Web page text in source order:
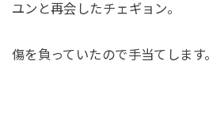
ユンと再会したチェギョン。
傷を負っていたので手当てします